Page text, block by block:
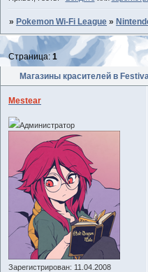
» Pokemon Wi-Fi League »
Магазины красителей в
Страница:1
Mestear
Администратор
Зарегистрирован: 11.04.2008